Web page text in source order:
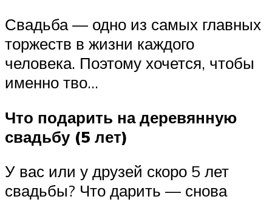
Свадьба — одно из самых главных
торжеств в жизни каждого
человека. Поэтому хочется, чтобы
именно тво…
Что подарить на деревянную
свадьбу (5 лет)
У вас или у друзей скоро 5 лет
свадьбы? Что дарить — снова